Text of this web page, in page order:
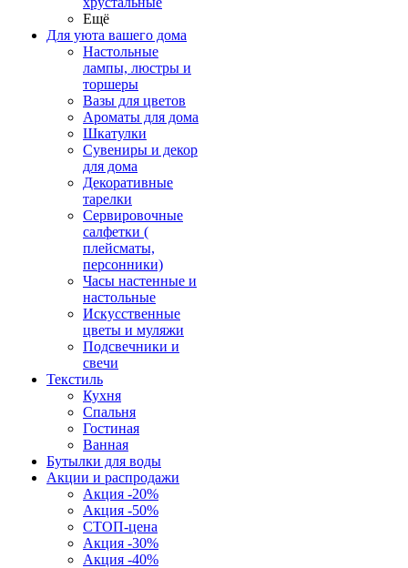
Ещё
Для уюта вашего дома
Настольные
лампы, люстры и
торшеры
Вазы для цветов
Ароматы для дома
Шкатулки
Сувениры и декор
для дома
Декоративные
тарелки
Сервировочные
салфетки (
плейсматы,
персонники)
Часы настенные и
настольные
Искусственные
цветы и муляжи
Подсвечники и
свечи
Текстиль
Кухня
Спальня
Гостиная
Ванная
Бутылки для воды
Акции и распродажи
Акция -20%
Акция -50%
СТОП-цена
Акция -30%
Акция -40%